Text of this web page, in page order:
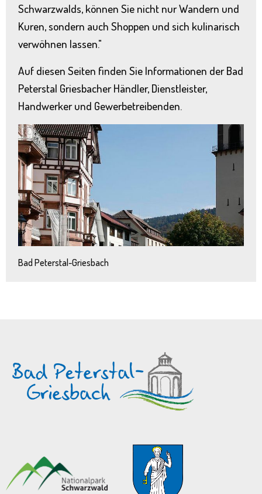
Schwarzwalds, können Sie nicht nur Wandern und
Kuren, sondern auch Shoppen und sich kulinarisch
verwöhnen lassen."
Auf diesen Seiten finden Sie Informationen der Bad
Peterstal Griesbacher Händler, Dienstleister,
Handwerker und Gewerbetreibenden.
Bad Peterstal-Griesbach